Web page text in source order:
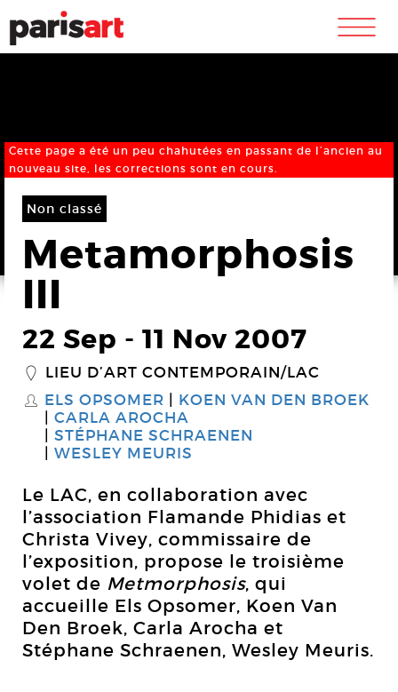
m
Cette page a été un peu chahutées en passant de l’ancien au
nouveau site, les corrections sont en cours.
Non classé
Metamorphosis
III
22 Sep - 11 Nov 2007
_ LIEU D’ART CONTEMPORAIN/LAC
S ELS OPSOMER
KOEN VAN DEN BROEK
CARLA AROCHA
STÉPHANE SCHRAENEN
WESLEY MEURIS
Le LAC, en collaboration avec
l’association Flamande Phidias et
Christa Vivey, commissaire de
l’exposition, propose le troisième
volet de Metmorphosis, qui
accueille Els Opsomer, Koen Van
Den Broek, Carla Arocha et
Stéphane Schraenen, Wesley Meuris.